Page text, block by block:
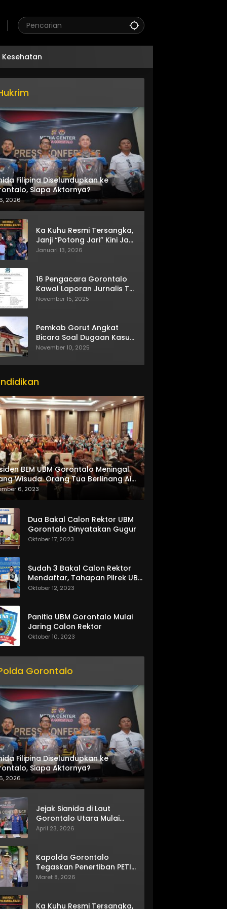
Kesehatan
Filipina Diselundupkan ke
Siapa Aktornya?
2026
Ka Kuhu Resmi Tersangka,
Janji “Potong Jari” Kini Jadi
Bumerang
Januari 13, 2026
16 Pengacara Gorontalo
Kawal Laporan Jurnalis TV
One
November 15, 2025
Pemkab Gorut Angkat
Bicara Soal Dugaan Kasus
Asusila Oknum ASN
November 10, 2025
BEM UBM Gorontalo Meningal
Wisuda. Orang Tua Berlinang Air
Menerima SKL dan Pemasangan
6, 2023
Dua Bakal Calon Rektor UBM
Gorontalo Dinyatakan Gugur
Oktober 17, 2023
Sudah 3 Bakal Calon Rektor
Mendaftar, Tahapan Pilrek UBM
Gorontalo Makin Seru
Oktober 12, 2023
Panitia UBM Gorontalo Mulai
Jaring Calon Rektor
Oktober 10, 2023
Gorontalo
Filipina Diselundupkan ke
Siapa Aktornya?
2026
Jejak Sianida di Laut
Gorontalo Utara Mulai
Terkuak
April 23, 2026
Kapolda Gorontalo
Tegaskan Penertiban PETI
Terus Berjalan
Maret 8, 2026
Ka Kuhu Resmi Tersangka,